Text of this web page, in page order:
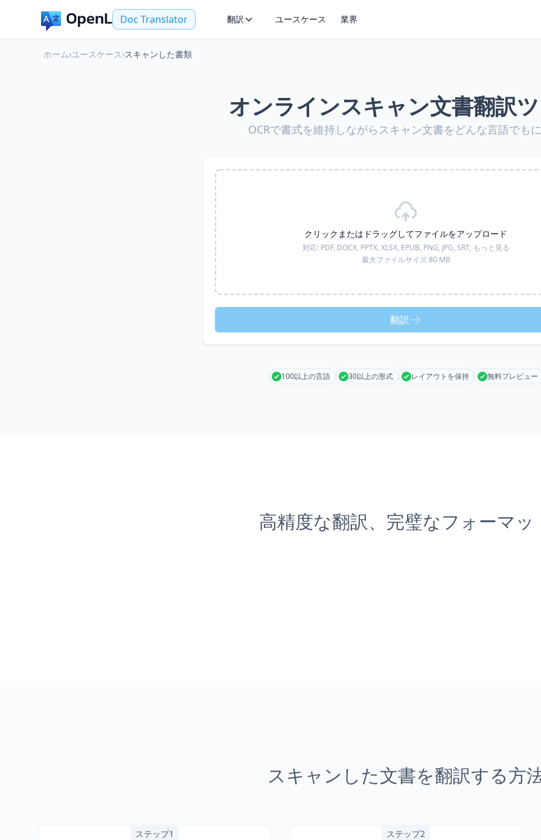
Doc Translator 翻訳 ユースケース 業界
ホーム›ユースケース›スキャンした書類
オンラインスキャン文書翻訳
OCRで書式を維持しながらスキャン文書をどんな言語でも
クリックまたはドラッグしてファイルをアップロード
対応: PDF, DOCX, PPTX, XLSX, EPUB, PNG, JPG, SRT, もっと見る
最大ファイルサイズ 80 MB
翻訳
100以上の言語 30以上の形式 レイアウトを保持 無料プレビュー
高精度な翻訳、完璧なフォーマッ
スキャンした文書を翻訳する方
ステップ1 ステップ2